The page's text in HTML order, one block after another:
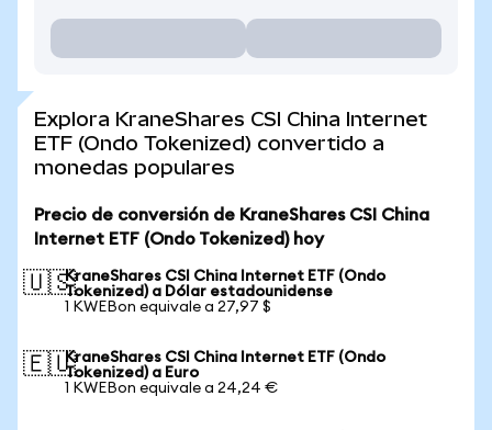
Explora KraneShares CSI China Internet
ETF (Ondo Tokenized) convertido a
monedas populares
Precio de conversión de KraneShares CSI China
Internet ETF (Ondo Tokenized) hoy
🇺🇸KraneShares CSI China Internet ETF (Ondo
Tokenized) a Dólar estadounidense
1 KWEBon equivale a 27,97 $
🇪🇺KraneShares CSI China Internet ETF (Ondo
Tokenized) a Euro
1 KWEBon equivale a 24,24 €